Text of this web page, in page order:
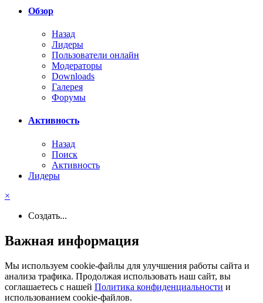
Обзор
Назад
Лидеры
Пользователи онлайн
Модераторы
Downloads
Галерея
Форумы
Активность
Назад
Поиск
Активность
Лидеры
×
Создать...
Важная информация
Мы используем cookie-файлы для улучшения работы сайта и
анализа трафика. Продолжая использовать наш сайт, вы
соглашаетесь с нашей Политика конфиденциальности и
использованием cookie-файлов.